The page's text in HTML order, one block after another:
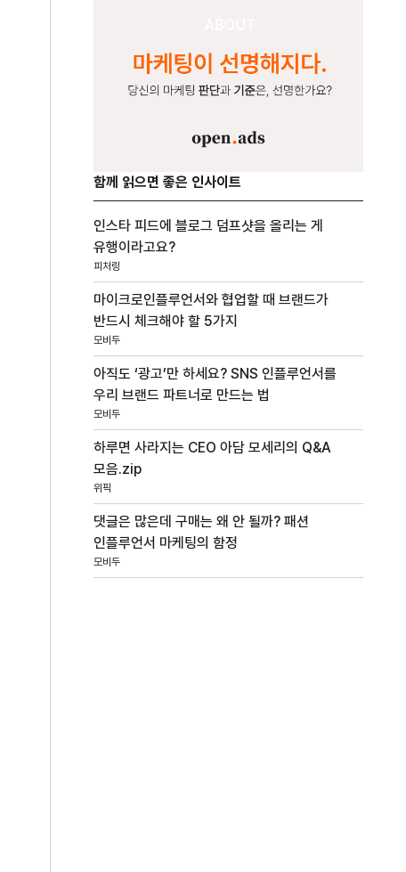
함께 읽으면 좋은 인사이트
인스타 피드에 블로그 덤프샷을 올리는 게
유행이라고요?
피처링
마이크로인플루언서와 협업할 때 브랜드가
반드시 체크해야 할 5가지
모비두
아직도 ‘광고’만 하세요? SNS 인플루언서를
우리 브랜드 파트너로 만드는 법
모비두
하루면 사라지는 CEO 아담 모세리의 Q&A
모음.zip
위픽
댓글은 많은데 구매는 왜 안 될까? 패션
인플루언서 마케팅의 함정
모비두